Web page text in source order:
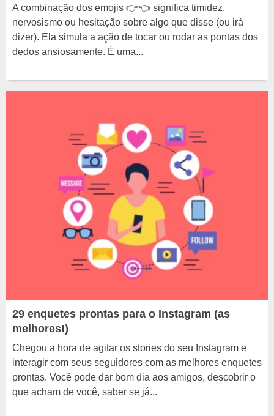
A combinação dos emojis 👉👈 significa timidez,
nervosismo ou hesitação sobre algo que disse (ou irá
dizer). Ela simula a ação de tocar ou rodar as pontas dos
dedos ansiosamente. É uma...
29 enquetes prontas para o Instagram (as
melhores!)
Chegou a hora de agitar os stories do seu Instagram e
interagir com seus seguidores com as melhores enquetes
prontas. Você pode dar bom dia aos amigos, descobrir o
que acham de você, saber se já...